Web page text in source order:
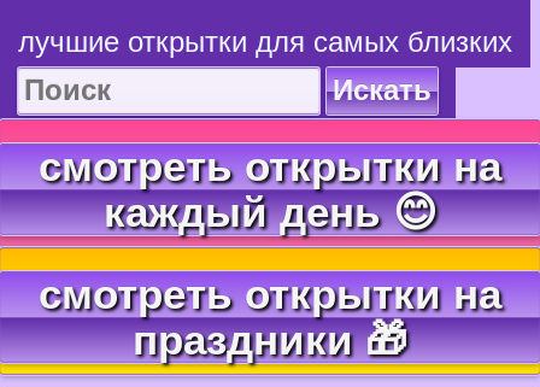
лучшие открытки для самых близких
Искать
смотреть открытки на
каждый день 😊
смотреть открытки на
праздники 🎁